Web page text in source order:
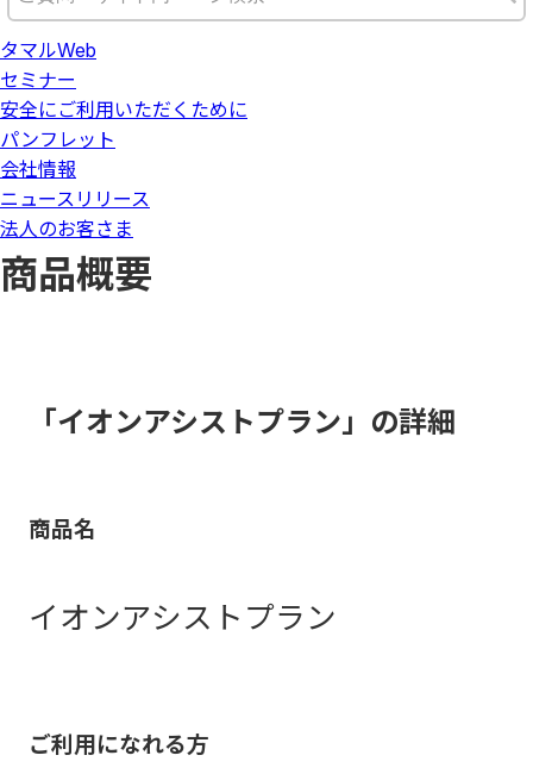
タマルWeb
セミナー
安全にご利用いただくために
パンフレット
会社情報
ニュースリリース
法人のお客さま
商品概要
「イオンアシストプラン」の詳細
商品名
イオンアシストプラン
ご利用になれる方